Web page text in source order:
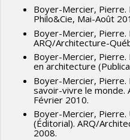
développement :
Boyer-Mercier, Pierre.
Philo&Cie, Mai-Août
Boyer-Mercier, Pierre.
ARQ/Architecture-
Boyer-Mercier, Pierre.
en architecture
Boyer-Mercier, Pierre.
savoir-vivre le monde.
Février 2010.
Boyer-Mercier, Pierre.
(Éditorial). ARQ/
2008.